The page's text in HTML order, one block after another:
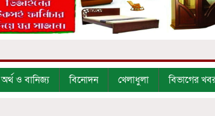
অর্থ ও বানিজ্য বিনোদন খেলাধুলা বিভাগের